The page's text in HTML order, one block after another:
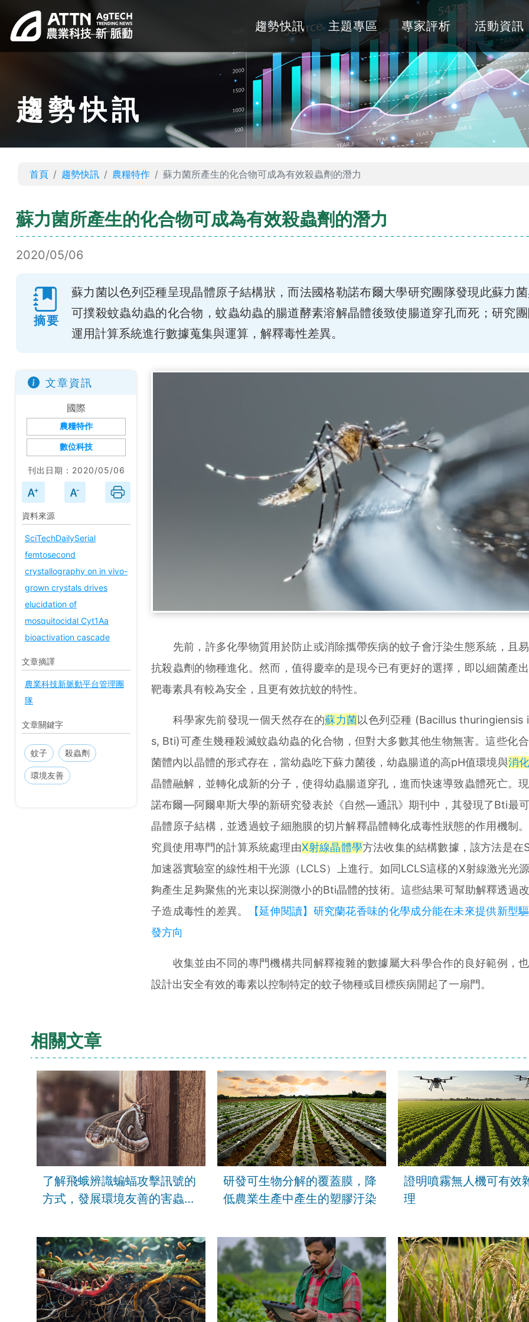
趨勢快訊 主題專區 專家評析 活動資訊
趨勢快訊
首頁 趨勢快訊 農糧特作 蘇力菌所產生的化合物可成為有效殺蟲劑的潛力
蘇力菌所產生的化合物可成為有效殺蟲劑的潛力
2020/05/06
摘要
蘇力菌以色列亞種呈現晶體原子結構狀，而法國格勒諾布爾大學研究團隊發現此蘇力
可撲殺蚊蟲幼蟲的化合物，蚊蟲幼蟲的腸道酵素溶解晶體後致使腸道穿孔而死；研究
運用計算系統進行數據蒐集與運算，解釋毒性差異。
文章資訊
國際
農糧特作
數位科技
刊出日期：2020/05/06
資料來源
SciTechDailySerial
femtosecond
crystallography on in vivo-
grown crystals drives
elucidation of
mosquitocidal Cyt1Aa
bioactivation cascade
文章摘譯
農業科技新脈動平台管理團
隊
文章關鍵字
蚊子 殺蟲劑
環境友善
先前，許多化學物質用於防止或消除攜帶疾病的蚊子會汙染生態系統，且
抗殺蟲劑的物種進化。然而，值得慶幸的是現今已有更好的選擇，即以細菌產
靶毒素具有較為安全，且更有效抗蚊的特性。
科學家先前發現一個天然存在的蘇力菌以色列亞種 (Bacillus thuringiensis
s, Bti)可產生幾種殺滅蚊蟲幼蟲的化合物，但對大多數其他生物無害。這些化
菌體內以晶體的形式存在，當幼蟲吃下蘇力菌後，幼蟲腸道的高pH值環境與消
晶體融解，並轉化成新的分子，使得幼蟲腸道穿孔，進而快速導致蟲體死亡。
諾布爾—阿爾卑斯大學的新研究發表於《自然—通訊》期刊中，其發現了Bti最
晶體原子結構，並透過蚊子細胞膜的切片解釋晶體轉化成毒性狀態的作用機制
究員使用專門的計算系統處理由X射線晶體學方法收集的結構數據，該方法是在
加速器實驗室的線性相干光源（LCLS）上進行。如同LCLS這樣的X射線激光光
夠產生足夠聚焦的光束以探測微小的Bti晶體的技術。這些結果可幫助解釋透過
子造成毒性的差異。
【延伸閱讀】研究蘭花香味的化學成分能在未來提供新型
發方向
收集並由不同的專門機構共同解釋複雜的數據屬大科學合作的良好範例，
設計出安全有效的毒素以控制特定的蚊子物種或目標疾病開起了一扇門。
相關文章
了解飛蛾辨識蝙蝠攻擊訊號的
方式，發展環境友善的害蟲防
研發可生物分解的覆蓋膜，降
低農業生產中產生的塑膠汙染
證明噴霧無人機可有效
理